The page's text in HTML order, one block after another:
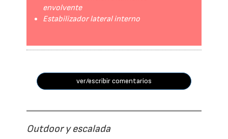
envolvente
Estabilizador lateral interno
ver/escribir comentarios
Outdoor y escalada